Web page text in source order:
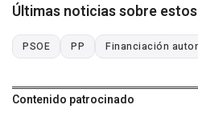
Últimas noticias sobre
PSOE PP Financiación
Contenido patrocinado